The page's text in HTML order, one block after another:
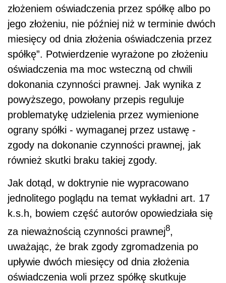
złożeniem oświadczenia przez spółkę albo po
jego złożeniu, nie później niż w terminie dwóch
miesięcy od dnia złożenia oświadczenia przez
spółkę”. Potwierdzenie wyrażone po złożeniu
oświadczenia ma moc wsteczną od chwili
dokonania czynności prawnej. Jak wynika z
powyższego, powołany przepis reguluje
problematykę udzielenia przez wymienione
ograny spółki - wymaganej przez ustawę -
zgody na dokonanie czynności prawnej, jak
również skutki braku takiej zgody.
Jak dotąd, w doktrynie nie wypracowano
jednolitego poglądu na temat wykładni art. 17
k.s.h, bowiem część autorów opowiedziała się
za nieważnością czynności prawnej8,
uważając, że brak zgody zgromadzenia po
upływie dwóch miesięcy od dnia złożenia
oświadczenia woli przez spółkę skutkuje